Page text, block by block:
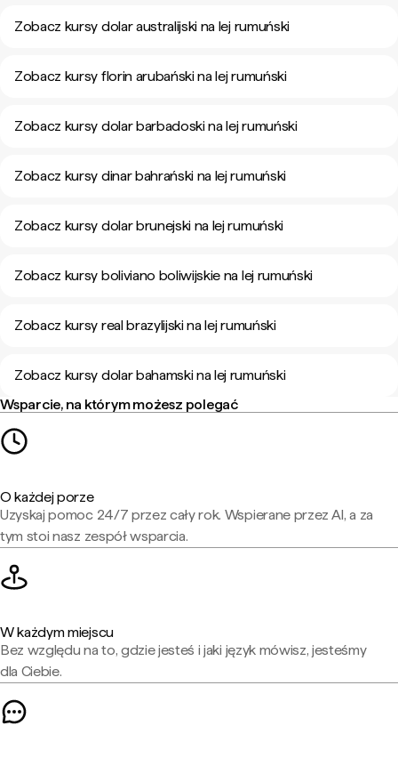
Zobacz kursy dolar australijski na lej rumuński
Zobacz kursy florin arubański na lej rumuński
Zobacz kursy dolar barbadoski na lej rumuński
Zobacz kursy dinar bahrański na lej rumuński
Zobacz kursy dolar brunejski na lej rumuński
Zobacz kursy boliviano boliwijskie na lej rumuński
Zobacz kursy real brazylijski na lej rumuński
Zobacz kursy dolar bahamski na lej rumuński
Wsparcie, na którym możesz polegać
O każdej porze
Uzyskaj pomoc 24/7 przez cały rok. Wspierane przez AI, a za
tym stoi nasz zespół wsparcia.
W każdym miejscu
Bez względu na to, gdzie jesteś i jaki język mówisz, jesteśmy
dla Ciebie.